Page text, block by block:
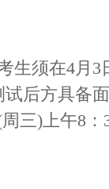
生须在4月
后方具备
三)上午8：